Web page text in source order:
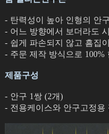
- 탄력성이 높아 인형의 안
- 어느 방향에서 보더라도
- 쉽게 파손되지 않고 흠집
- 주문 제작 방식으로
제품구성
- 안구 1쌍 (2개)
- 전용케이스와 안구고정용